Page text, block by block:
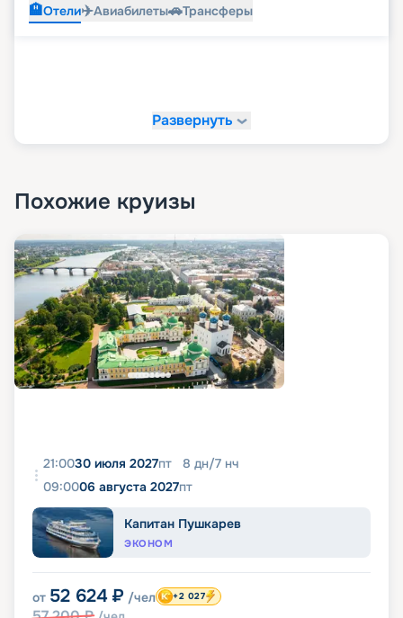
🏨Отели✈️Авиабилеты🚗Трансферы
Развернуть
Похожие круизы
21:0030 июля 2027пт 8 дн/7 нч
09:0006 августа 2027пт
Капитан Пушкарев
ЭКОНОМ
от 52 624 ₽ /чел +2 027